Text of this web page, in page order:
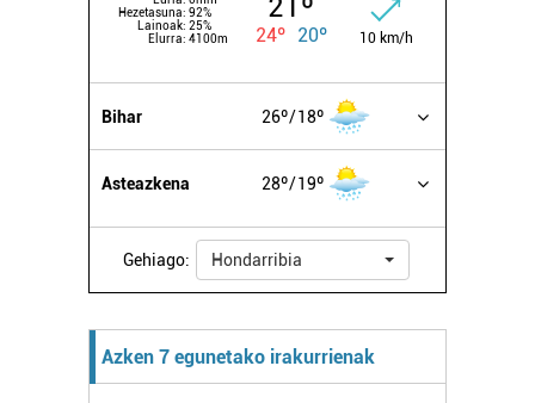
Hezetasuna: 92%
Lainoak: 25%
Elurra: 4100m
21º
24º 20º 10 km/h
Bihar 26º 18º
Asteazkena 28º 19º
Gehiago: Hondarribia
Azken 7 egunetako irakurrienak